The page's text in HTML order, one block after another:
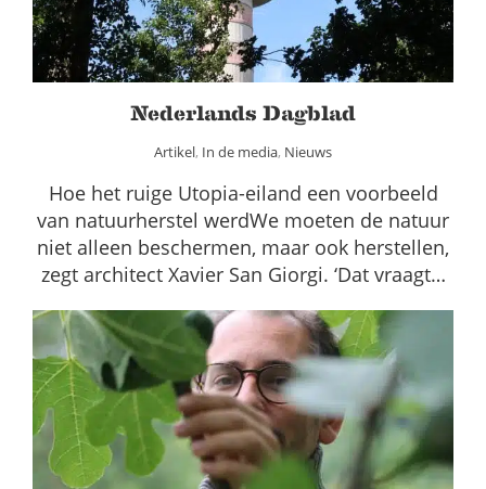
Nederlands Dagblad
Artikel, In de media, Nieuws
Hoe het ruige Utopia-eiland een voorbeeld
van natuurherstel werdWe moeten de natuur
niet alleen beschermen, maar ook herstellen,
zegt architect Xavier San Giorgi. ‘Dat vraagt…
Pakhuis de Zwijger
In de media Nieuws